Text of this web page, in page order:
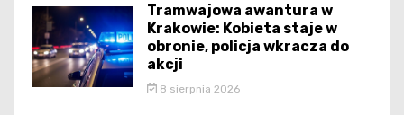
Tramwajowa awantura w
Krakowie: Kobieta staje w
obronie, policja wkracza do
akcji
8 sierpnia 2026